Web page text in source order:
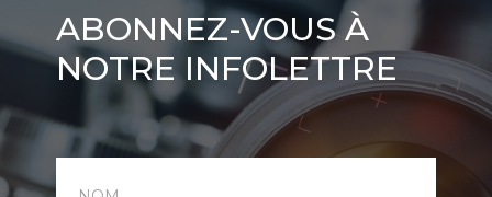
Abonnez-
vous
à
notre
infolettre
ABONNEZ-VOUS À
NOTRE INFOLETTRE